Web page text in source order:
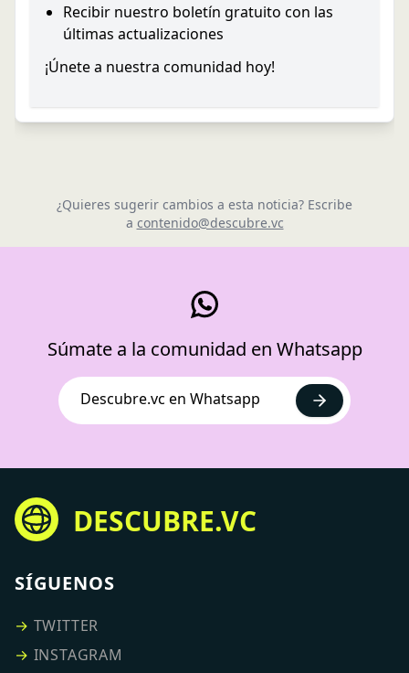
Recibir nuestro boletín gratuito con las
últimas actualizaciones
¡Únete a nuestra comunidad hoy!
¿Quieres sugerir cambios a esta noticia? Escribe
a contenido@descubre.vc
Súmate a la comunidad en Whatsapp
Descubre.vc en Whatsapp
DESCUBRE.VC
SÍGUENOS
→ TWITTER
→ INSTAGRAM